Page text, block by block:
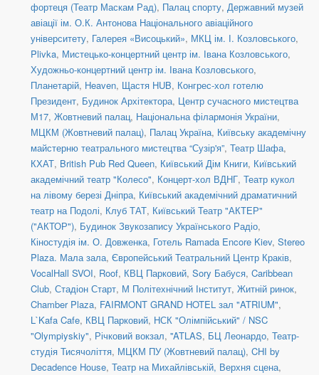
фортеця (Театр Маскам Рад), Палац спорту, Державний музей
авіації ім. О.К. Антонова Національного авіаційного
університету, Галерея «Висоцький», МКЦ ім. І. Козловського,
Plivka, Мистецько-концертний центр ім. Івана Козловського,
Художньо-концертний центр ім. Івана Козловського,
Планетарій, Heaven, Щастя HUB, Конгрес-хол готелю
Президент, Будинок Архітектора, Центр сучасного мистецтва
М17, Жовтневий палац, Національна філармонія України,
МЦКМ (Жовтневий палац), Палац Україна, Київську академічну
майстерню театрального мистецтва “Сузір'я”, Театр Шафа,
КХАТ, British Pub Red Queen, Київський Дім Книги, Київський
академічний театр "Колесо", Концерт-хол ВДНГ, Театр кукол
на лівому березі Дніпра, Київський академічний драматичний
театр на Подолі, Клуб ТАТ, Київський Театр "АКТЕР"
("АКТОР"), Будинок Звукозапису Українського Радіо,
Кіностудія ім. О. Довженка, Готель Ramada Encore Kiev, Stereo
Plaza. Мала зала, Європейський Театральний Центр Краків,
VocalHall SVOI, Roof, КВЦ Парковий, Sory Бабуся, Caribbean
Club, Стадіон Старт, М Політехнічний Інститут, Житній ринок,
Chamber Plaza, FAIRMONT GRAND HOTEL зал "ATRIUM",
L`Kafa Cafe, КВЦ Парковий, НСК "Олімпійський" / NSC
"Olympiyskiy", Річковий вокзал, ''ATLAS, БЦ Леонардо, Театр-
студія Тисячоліття, МЦКМ ПУ (Жовтневий палац), CHI by
Decadence House, Театр на Михайлівській, Верхня сцена,